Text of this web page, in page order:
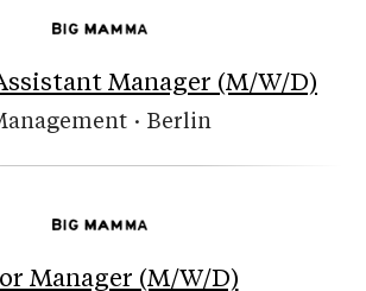
Manager (M/W/D)
· Berlin
Manager (M/W/D)